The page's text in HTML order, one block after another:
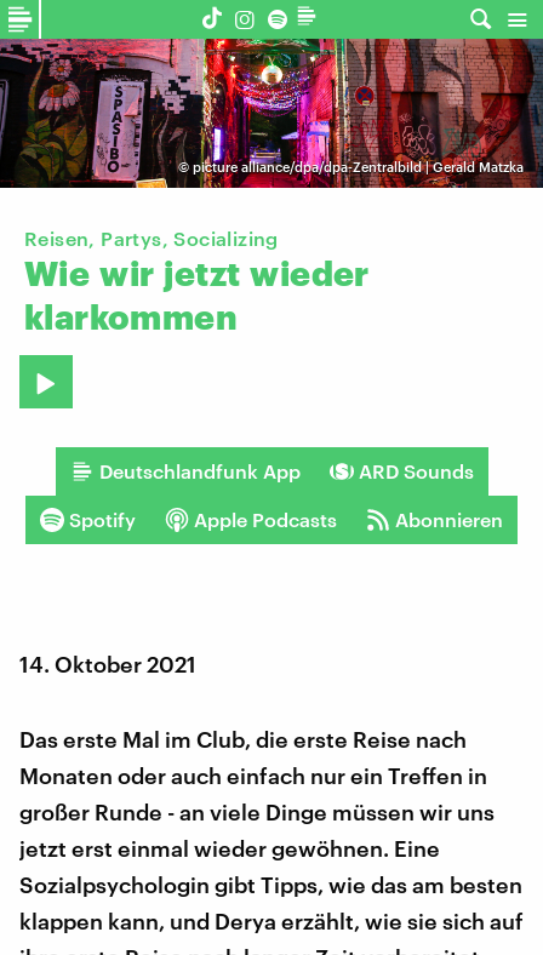
©picture alliance/dpa/dpa-Zentralbild | Gerald Matzka
Reisen, Partys, Socializing
Wie wir jetzt wieder
klarkommen
Deutschlandfunk App ARD Sounds
Spotify Apple Podcasts Abonnieren
14. Oktober 2021
Das erste Mal im Club, die erste Reise nach
Monaten oder auch einfach nur ein Treffen in
großer Runde - an viele Dinge müssen wir uns
jetzt erst einmal wieder gewöhnen. Eine
Sozialpsychologin gibt Tipps, wie das am besten
klappen kann, und Derya erzählt, wie sie sich auf